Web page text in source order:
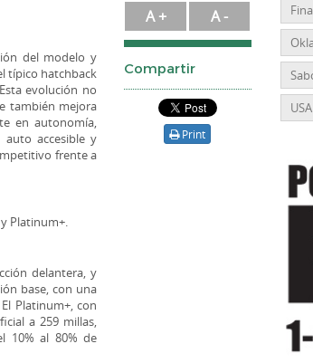
del modelo y
típico hatchback
evolución no
también mejora
en autonomía,
accesible y
frente a
Platinum+.
delantera, y
base, con una
Platinum+, con
a 259 millas,
10% al 80% de
A + A -
Compartir
Print
USA